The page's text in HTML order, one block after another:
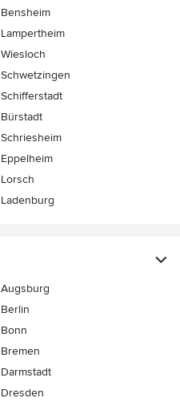
Bensheim
Lampertheim
Wiesloch
Schwetzingen
Schifferstadt
Bürstadt
Schriesheim
Eppelheim
Lorsch
Ladenburg
Augsburg
Berlin
Bonn
Bremen
Darmstadt
Dresden